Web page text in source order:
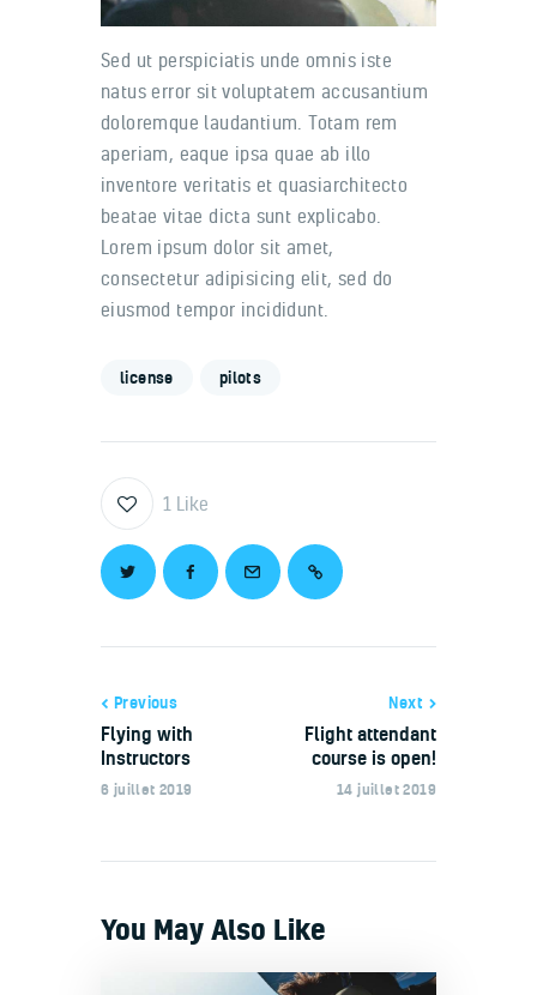
Sed ut perspiciatis unde omnis iste
natus error sit voluptatem accusantium
doloremque laudantium. Totam rem
aperiam, eaque ipsa quae ab illo
inventore veritatis et quasiarchitecto
beatae vitae dicta sunt explicabo.
Lorem ipsum dolor sit amet,
consectetur adipisicing elit, sed do
eiusmod tempor incididunt.
license pilots
1 Like
Previous
Flying with
Instructors
6 juillet 2019
Next
Flight attendant
course is open!
14 juillet 2019
You May Also Like